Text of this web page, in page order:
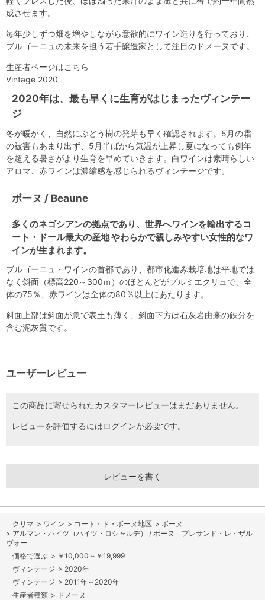
成させます。
毎年少しずつ畑を増やしながら意欲的にワイン造りを行っており、
ブルゴーニュの未来を担う若手醸造家として注目のドメーヌです。
生産者ページはこちら
Vintage 2020
2020年は、最も早くに生育がはじまったヴィンテー
ジ
冬が暖かく、自然にぶどう樹の発芽も早く確認されます。5月の霜
の被害もあまり出ず、5月半ばから気温が上昇し夏になっても例年
を超える暑さがより生育を早めていきます。白ワインは素晴らしい
アロマ、赤ワインは濃縮感を感じられるヴィンテージです。
ボーヌ / Beaune
多くのネゴシアンの拠点であり、世界へワインを輸出するコ
ート・ドール最大の産地 やわらかで親しみやすい女性的なワ
インが生まれます。
ブルゴーニュ・ワインの首都であり、都市化進み栽培地は平地では
なく斜面（標高220～300ｍ）のほとんどがプルミエクリュで、全
体の75％、赤ワインは全体の80％以上にあたります。
斜面上部は斜面が急で表土も薄く、斜面下方は石灰岩由来の鉄分を
含む泥灰質です。
ユーザーレビュー
この商品に寄せられたカスタマーレビューはまだありません。
レビューを評価するにはログインが必要です。
レビューを書く
> ワイン > コート・ド・ボーヌ地区 > ボーヌ
> アルマン・ハイツ（ハイツ・ロシャルデ） / ボーヌ プレサンド・レ・ザル
ヴォー
> ￥10,000～￥19,999
> 2020年
> 2011年～2020年
> ドメーヌ